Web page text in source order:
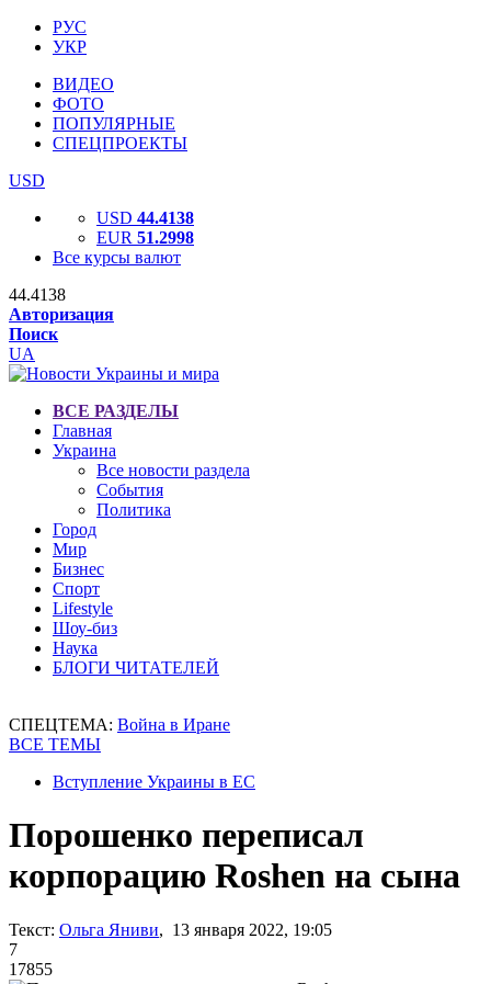
РУС
УКР
ВИДЕО
ФОТО
ПОПУЛЯРНЫЕ
СПЕЦПРОЕКТЫ
USD
USD 44.4138
EUR 51.2998
Все курсы валют
44.4138
Авторизация
Поиск
UA
ВСЕ РАЗДЕЛЫ
Главная
Украина
Все новости раздела
События
Политика
Город
Мир
Бизнес
Спорт
Lifestyle
Шоу-биз
Наука
БЛОГИ ЧИТАТЕЛЕЙ
СПЕЦТЕМА: Война в Иране
ВСЕ ТЕМЫ
Вступление Украины в ЕС
Порошенко переписал
корпорацию Roshen на сына
Текст: Ольга Яниви, 13 января 2022, 19:05
7
17855